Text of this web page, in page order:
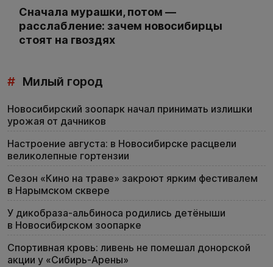
Сначала мурашки, потом —
расслабление: зачем новосибирцы
стоят на гвоздях
# Милый город
Новосибирский зоопарк начал принимать излишки
урожая от дачников
Настроение августа: в Новосибирске расцвели
великолепные гортензии
Сезон «Кино на траве» закроют ярким фестивалем
в Нарымском сквере
У дикобраза-альбиноса родились детёныши
в Новосибирском зоопарке
Спортивная кровь: ливень не помешал донорской
акции у «Сибирь-Арены»